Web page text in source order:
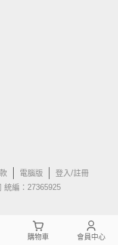
電腦版
登入/註冊
統編：27365925
購物車 會員中心